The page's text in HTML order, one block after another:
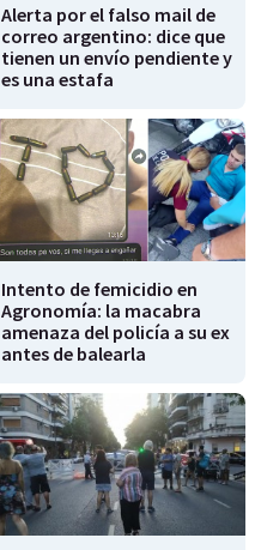
Alerta por el falso mail de
correo argentino: dice que
tienen un envío pendiente y
es una estafa
Intento de femicidio en
Agronomía: la macabra
amenaza del policía a su ex
antes de balearla